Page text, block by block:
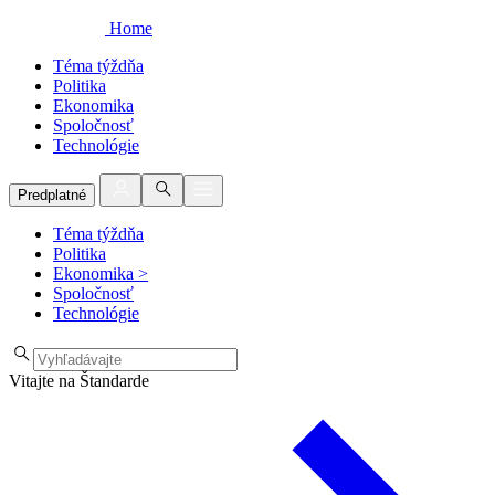
Home
Téma týždňa
Politika
Ekonomika
Spoločnosť
Technológie
Predplatné
Téma týždňa
Politika
Ekonomika >
Spoločnosť
Technológie
Vitajte na Štandarde